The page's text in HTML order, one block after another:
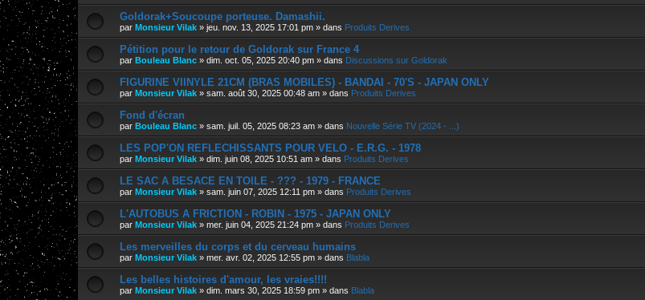
Goldorak+Soucoupe porteuse. Damashii.
par Monsieur Vilak » jeu. nov. 13, 2025 17:01 pm » dans Produits Derives
Pétition pour le retour de Goldorak sur France 4
par Bouleau Blanc » dim. oct. 05, 2025 20:40 pm » dans Discussions sur Goldorak
FIGURINE VIINYLE 21CM (BRAS MOBILES) - BANDAI - 70'S - JAPAN ONLY
par Monsieur Vilak » sam. août 30, 2025 00:48 am » dans Produits Derives
Fond d'écran
par Bouleau Blanc » sam. juil. 05, 2025 08:23 am » dans Nouvelle Série TV (2024 - ...)
LES POP'ON REFLECHISSANTS POUR VELO - E.R.G. - 1978
par Monsieur Vilak » dim. juin 08, 2025 10:51 am » dans Produits Derives
LE SAC A BESACE EN TOILE - ??? - 1979 - FRANCE
par Monsieur Vilak » sam. juin 07, 2025 12:11 pm » dans Produits Derives
L'AUTOBUS A FRICTION - ROBIN - 1975 - JAPAN ONLY
par Monsieur Vilak » mer. juin 04, 2025 21:24 pm » dans Produits Derives
Les merveilles du corps et du cerveau humains
par Monsieur Vilak » mer. avr. 02, 2025 12:55 pm » dans Blabla
Les belles histoires d'amour, les vraies!!!!
par Monsieur Vilak » dim. mars 30, 2025 18:59 pm » dans Blabla